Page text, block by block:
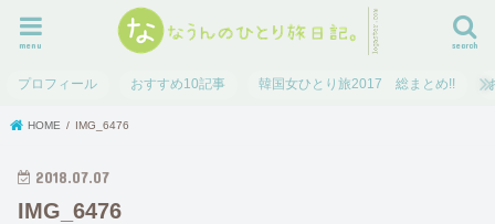
search
menu
プロフィール おすすめ10記事 韓国女ひとり旅2017 総まとめ!!
HOME IMG_6476
2018.07.07
IMG_6476